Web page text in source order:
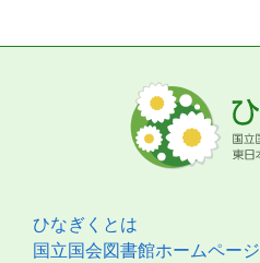
ひなぎくとは
国立国会図書館ホームページ